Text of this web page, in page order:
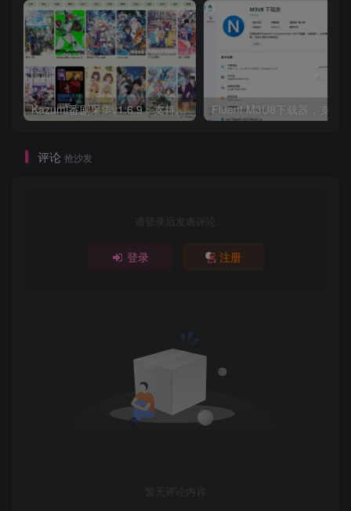
Kazumi番剧采集v1.6.9：支持自定义规则+在线观看+弹幕，跨平台下载 Fluent M3U8下载器，支持
评论 抢沙发
请登录后发表评论
登录 注册
暂无评论内容